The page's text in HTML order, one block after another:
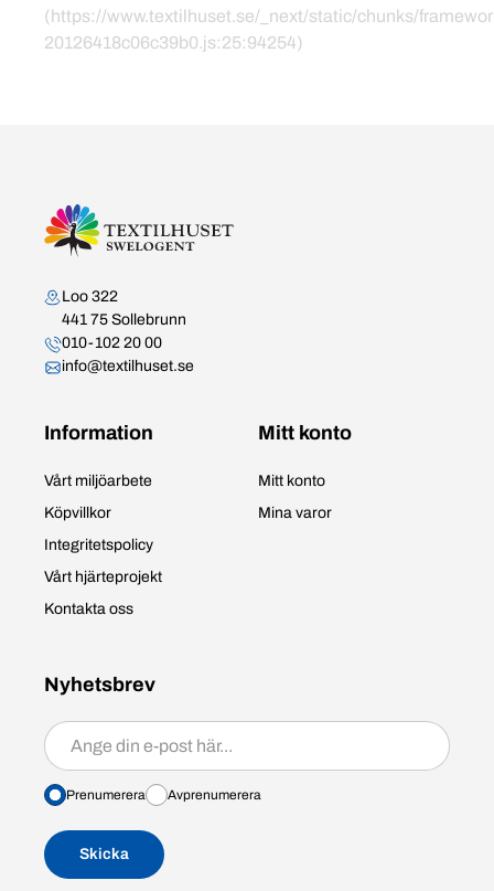
(https://www.textilhuset.se/_next/static/chunks/
20126418c06c39b0.js:25:94254)
Kontakta oss
Loo 322
441 75 Sollebrunn
010-102 20 00
info@textilhuset.se
Information
Vårt miljöarbete
Köpvillkor
Integritetspolicy
Vårt hjärteprojekt
Kontakta oss
Mitt konto
Mitt konto
Mina varor
Nyhetsbrev
Prenumerera/avprenumerera
Prenumerera Avprenumerera
Skicka